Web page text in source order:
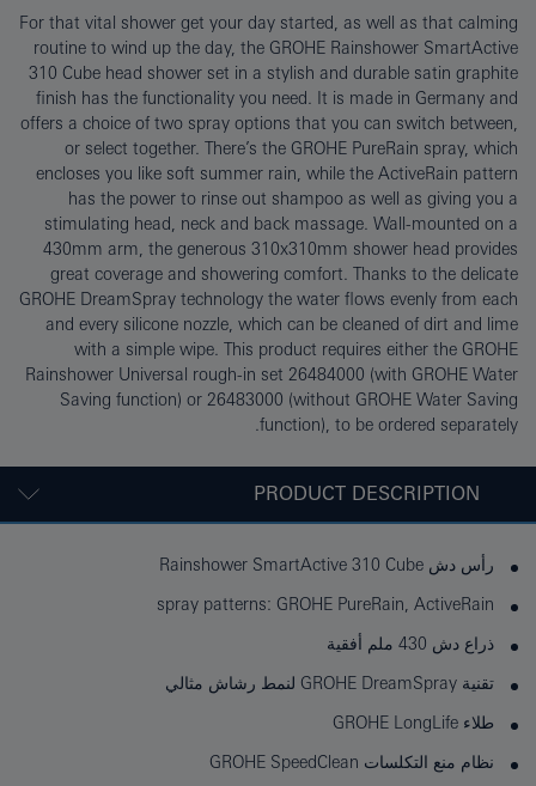
For that vital shower get your day started, as well as that calming
routine to wind up the day, the GROHE Rainshower SmartActive
310 Cube head shower set in a stylish and durable satin graphite
finish has the functionality you need. It is made in Germany and
offers a choice of two spray options that you can switch between,
or select together. There’s the GROHE PureRain spray, which
encloses you like soft summer rain, while the ActiveRain pattern
has the power to rinse out shampoo as well as giving you a
stimulating head, neck and back massage. Wall-mounted on a
430mm arm, the generous 310x310mm shower head provides
great coverage and showering comfort. Thanks to the delicate
GROHE DreamSpray technology the water flows evenly from each
and every silicone nozzle, which can be cleaned of dirt and lime
with a simple wipe. This product requires either the GROHE
Rainshower Universal rough-in set 26484000 (with GROHE Water
Saving function) or 26483000 (without GROHE Water Saving
function), to be ordered separately.
PRODUCT DESCRIPTION
رأس دش Rainshower SmartActive 310 Cube
spray patterns: GROHE PureRain, ActiveRain
ذراع دش 430 ملم أفقية
تقنية GROHE DreamSpray لنمط رشاش مثالي
طلاء GROHE LongLife
نظام منع التكلسات GROHE SpeedClean